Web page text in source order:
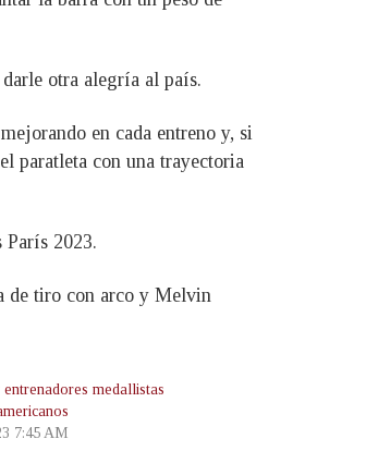
otra alegría al país.
en cada entreno y, si
paratleta con una trayectoria
París 2023.
de tiro con arco y Melvin
medallistas
7:45 AM